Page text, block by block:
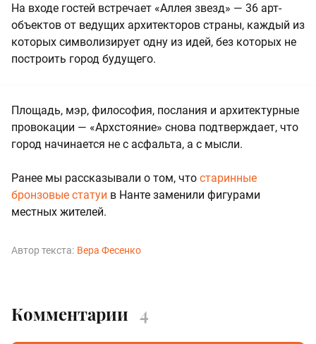
На входе гостей встречает «Аллея звезд» — 36 арт-
объектов от ведущих архитекторов страны, каждый из
которых символизирует одну из идей, без которых не
построить город будущего.
Площадь, мэр, философия, послания и архитектурные
провокации — «Архстояние» снова подтверждает, что
город начинается не с асфальта, а с мысли.
Ранее мы рассказывали о том, что старинные
бронзовые статуи в Нанте заменили фигурами
местных жителей.
Автор текста: Вера Фесенко
Комментарии 4